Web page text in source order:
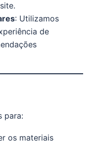
: Utilizamos
de
para:
os materiais